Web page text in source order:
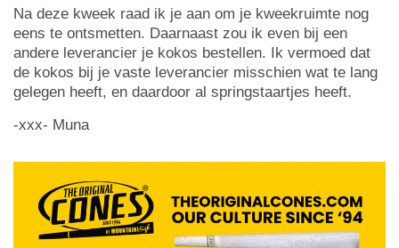
Na deze kweek raad ik je aan om je kweekruimte nog
eens te ontsmetten. Daarnaast zou ik even bij een
andere leverancier je kokos bestellen. Ik vermoed dat
de kokos bij je vaste leverancier misschien wat te lang
gelegen heeft, en daardoor al springstaartjes heeft.
-xxx- Muna